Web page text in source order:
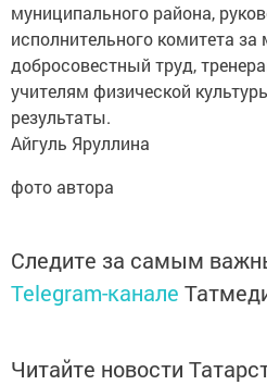
муниципального района,
исполнительного комитета за
добросовестный труд,
учителям физической
результаты.
Айгуль Яруллина
фото автора
Следите за самым
Telegram-канале
Читайте новости